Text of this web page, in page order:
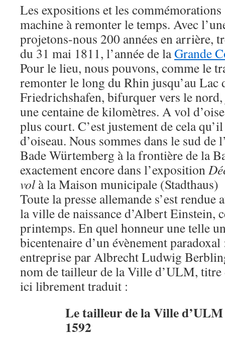
Les expositions et les commémorations
machine à remonter le temps. Avec
projetons-nous 200 années en arrière,
du 31 mai 1811, l’année de laGrande
Pour le lieu, nous pouvons, comme le
remonter le long du Rhin jusqu’au Lac
Friedrichshafen, bifurquer vers le
une centaine de kilomètres. A vol
plus court. C’est justement de cela
d’oiseau. Nous sommes dans le sud de
Bade Würtemberg à la frontière de la
exactement encore dans l’exposition
vol à la Maison municipale (Stadthaus)
Toute la presse allemande s’est rendue
la ville de naissance d’Albert Einstein,
printemps. En quel honneur une telle
bicentenaire d’un évènement
entreprise par Albrecht Ludwig
nom de tailleur de la Ville d’ULM, titre
ici librement traduit :
Le tailleur de la Ville d’ULM
1592